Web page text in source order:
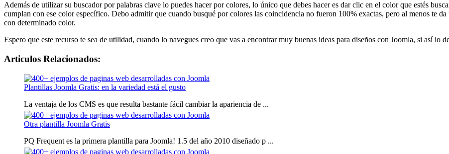
Además de utilizar su buscador por palabras clave lo puedes hacer por colores, lo único que debes hacer es dar clic en el color que estés
cumplan con ese color específico. Debo admitir que cuando busqué por colores las coincidencia no fueron 100% exactas, pero al menos te
con determinado color.
Espero que este recurso te sea de utilidad, cuando lo navegues creo que vas a encontrar muy buenas ideas para diseños con Joomla, si así lo
Articulos Relacionados:
Plantillas Joomla Gratis: en la variedad está el gusto
La ventaja de los CMS es que resulta bastante fácil cambiar la apariencia de ...
Otra plantilla Joomla Gratis
PQ Frequent es la primera plantilla para Joomla! 1.5 del año 2010 diseñado p ...